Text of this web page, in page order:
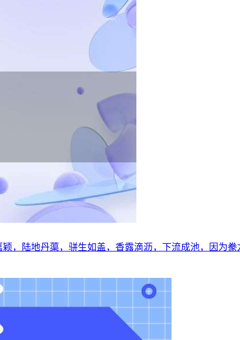
，陆地丹蕖，骈生如盖，香露滴沥，下流成池，因为